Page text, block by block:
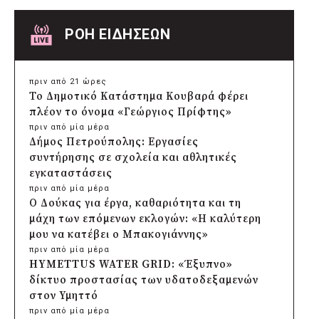
ΡΟΗ ΕΙΔΗΣΕΩΝ
πριν από 21 ώρες
Το Δημοτικό Κατάστημα Κουβαρά φέρει
πλέον το όνομα «Γεώργιος Πρίφτης»
πριν από μία μέρα
Δήμος Πετρούπολης: Εργασίες
συντήρησης σε σχολεία και αθλητικές
εγκαταστάσεις
πριν από μία μέρα
Ο Δούκας για έργα, καθαριότητα και τη
μάχη των επόμενων εκλογών: «Η καλύτερη
μου να κατέβει ο Μπακογιάννης»
πριν από μία μέρα
HYMETTUS WATER GRID: «Έξυπνο»
δίκτυο προστασίας των υδατοδεξαμενών
στον Υμηττό
πριν από μία μέρα